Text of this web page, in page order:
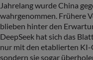
Jahrelang wurde China
wahrgenommen. Frühere
blieben hinter den
DeepSeek hat sich das
nur mit den etablierten KI-
sondern sie sogar